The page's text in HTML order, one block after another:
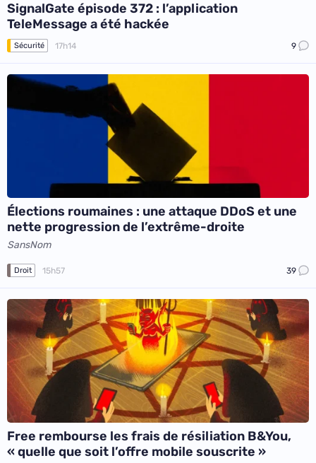
SignalGate épisode 372 : l’application
TeleMessage a été hackée
Sécurité 17h14 9
Élections roumaines : une attaque DDoS et une
nette progression de l’extrême-droite
SansNom
Droit 15h57 39
Free rembourse les frais de résiliation B&You,
« quelle que soit l’offre mobile souscrite »